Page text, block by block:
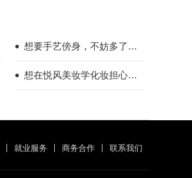
想要手艺傍身，不妨多了解
一下美业这个方向
想在悦风美妆学化妆担心班
里人多学不会？
就业服务 商务合作 联系我们